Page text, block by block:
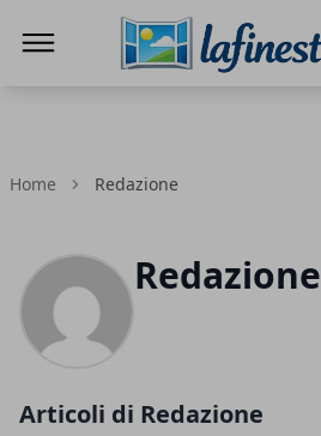
Home Redazione
Redazione
Articoli di Redazione